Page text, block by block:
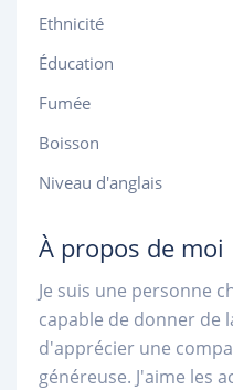
Ethnicité
Éducation
Fumée
Boisson
Niveau d'anglais
À propos de moi
Je suis une personne
capable de donner de
d'apprécier une
généreuse. J'aime les